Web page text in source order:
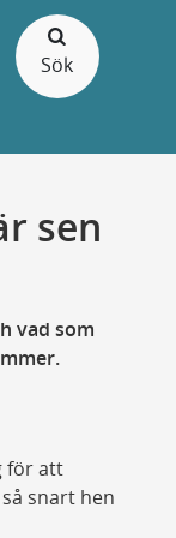
Sök
sen
vad som
för att
snart hen